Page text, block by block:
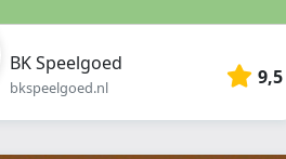
BK Speelgoed
bkspeelgoed.nl 9,5